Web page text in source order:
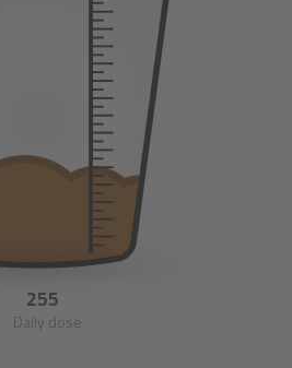
255
Daily dose